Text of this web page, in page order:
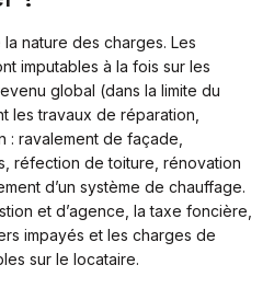
nature des charges. Les
imputables à la fois sur les
global (dans la limite du
les travaux de réparation,
: ravalement de façade,
réfection de toiture, rénovation
d’un système de chauffage.
et d’agence, la taxe foncière,
impayés et les charges de
sur le locataire.